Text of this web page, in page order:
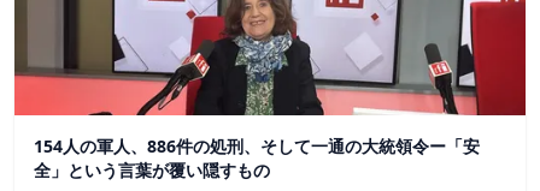
154人の軍人、886件の処刑、そして一通の大統領令ー「安
全」という言葉が覆い隠すもの